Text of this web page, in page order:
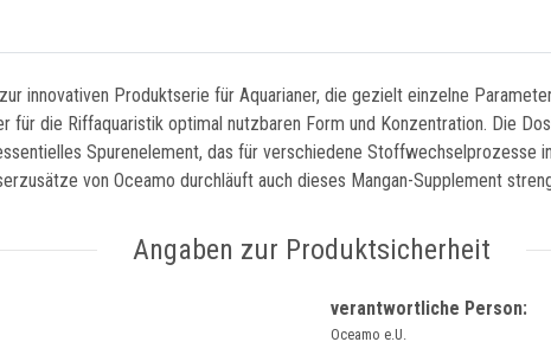
innovativen Produktserie für Aquarianer, die gezielt einzelne
für die Riffaquaristik optimal nutzbaren Form und Konzentration. Die
Spurenelement, das für verschiedene Stoffwechselprozesse
von Oceamo durchläuft auch dieses Mangan-Supplement
Angaben zur Produktsicherheit
verantwortliche Person:
Oceamo e.U.